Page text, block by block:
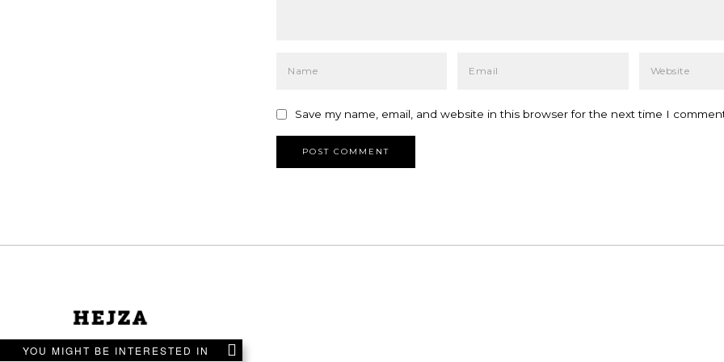
Save my name, email, and website in this browser for the next time I
YOU MIGHT BE INTERESTED IN